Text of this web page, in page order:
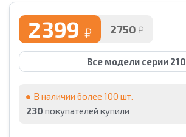
2399 ₽ 2750₽
Все модели серии 210
В наличии более 100 шт.
230 покупателей купили